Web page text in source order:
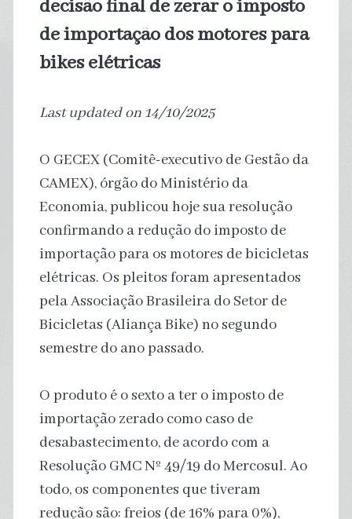
decisão final de zerar o imposto
de importação dos motores para
bikes elétricas
Last updated on 14/10/2025
O GECEX (Comitê-executivo de Gestão da
CAMEX), órgão do Ministério da
Economia, publicou hoje sua resolução
confirmando a redução do imposto de
importação para os motores de bicicletas
elétricas. Os pleitos foram apresentados
pela Associação Brasileira do Setor de
Bicicletas (Aliança Bike) no segundo
semestre do ano passado.
O produto é o sexto a ter o imposto de
importação zerado como caso de
desabastecimento, de acordo com a
Resolução GMC Nº 49/19 do Mercosul. Ao
todo, os componentes que tiveram
redução são: freios (de 16% para 0%),